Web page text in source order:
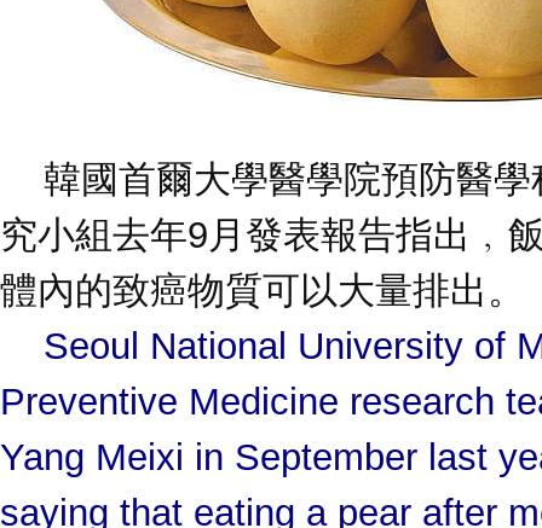
韓國首爾大學醫學院預防醫學
究小組去年9月發表報告指出﹐
體內的致癌物質可以大量排出。
Seoul National University of
Preventive Medicine research
Yang Meixi in September last
saying that eating a pear after